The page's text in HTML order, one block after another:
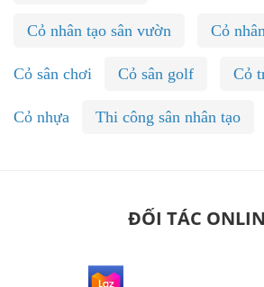
Cỏ nhân tạo sân vườn Cỏ
Cỏ sân chơi Cỏ sân golf Cỏ
Cỏ nhựa Thi công sân nhân tạo
ĐỐI TÁC